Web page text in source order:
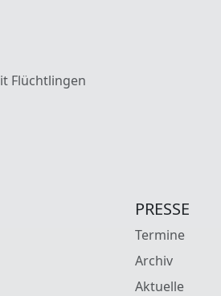
Flüchtlingen
PRESSE
Termine
Archiv
Aktuelle